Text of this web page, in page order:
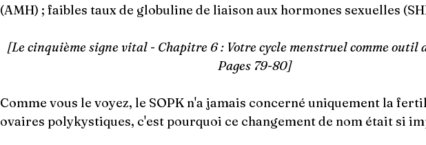
(AMH) ; faibles taux de globuline de liaison aux hormones sexuelles
[Le cinquième signe vital - Chapitre 6 : Votre cycle menstruel comme outil
Pages 79-80]
Comme vous le voyez, le SOPK n'a jamais concerné uniquement la
ovaires polykystiques, c'est pourquoi ce changement de nom était si